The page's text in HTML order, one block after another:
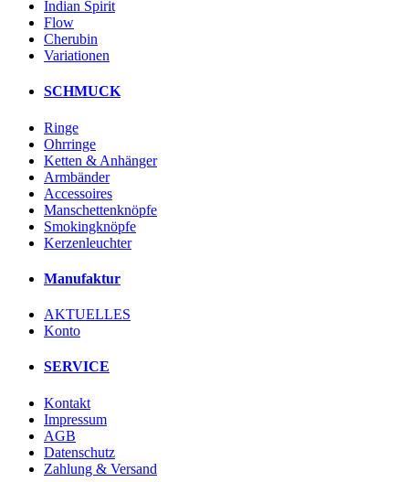
Indian Spirit
Flow
Cherubin
Variationen
SCHMUCK
Ringe
Ohrringe
Ketten & Anhänger
Armbänder
Accessoires
Manschettenknöpfe
Smokingknöpfe
Kerzenleuchter
Manufaktur
AKTUELLES
Konto
SERVICE
Kontakt
Impressum
AGB
Datenschutz
Zahlung & Versand